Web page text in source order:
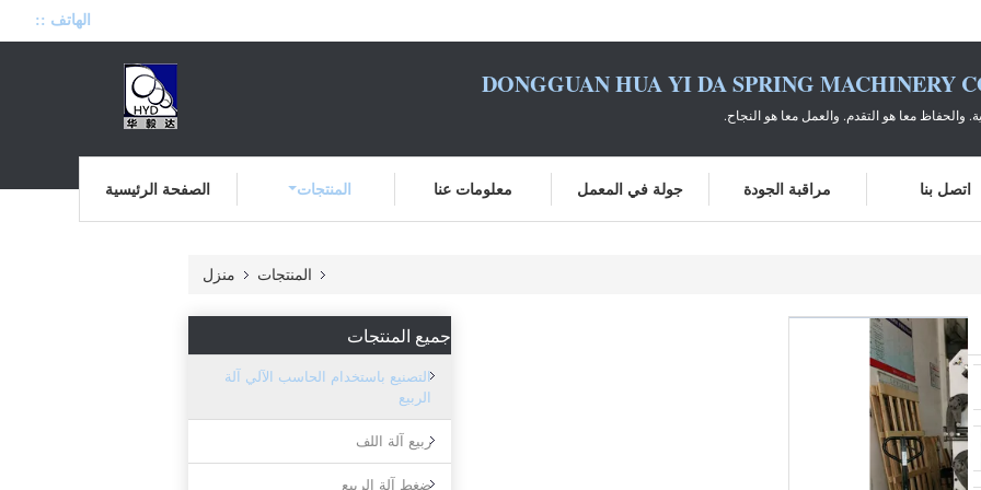
الهاتف ::
DONGGUAN HUA YI DA SPRING MACHINERY
والحفاظ معا هو التقدم. والعمل معا هو النجاح.
الصفحة الرئيسية المنتجات معلومات عنا جولة في المعمل مراقبة الجودة اتصل بنا
منزل المنتجات
جميع المنتجات
التصنيع باستخدام الحاسب الآلي آلة
الربيع
ربيع آلة اللف
ضغط آلة الربيع